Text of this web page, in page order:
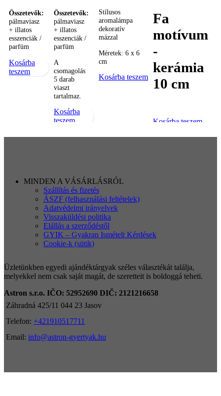
Összetevők:
pálmaviasz
+ illatos
esszenciák /
parfüm
Kosárba
teszem
Összetevők:
pálmaviasz
+ illatos
esszenciák /
parfüm
A
csomagolás
5 darab
viaszt
tartalmaz.
Kosárba
teszem
Stílusos
aromalámpa
dekoratív
mázzal
Méretek: 6 x 6
cm
Kosárba teszem
Fa
motívum
-
kerámia
10 cm
Kosárba teszem
MINDEN A VÁSÁRLÁSRÓL
Szállítás és fizetés
ÁSZF (felhasználási feltételek)
Adatvédelmi irányelvek
Visszaküldési politika
Elállás a szerződéstől
GYIK – Gyakran Ismételt Kérdések
Cookie-k (sütik)
Üzletünkben egyedi ajándéktárgyak széles választékát találja,
melyekkel nem csak saját magát, de szeretteit is boldoggá teheti.
Astron s.r.o. IČO: 52952690 DIČ: 2121216658
Záhradná 425/11 044 23 Jasov
Telefon: +421910517711
Email: info@astron-gyertyak.hu